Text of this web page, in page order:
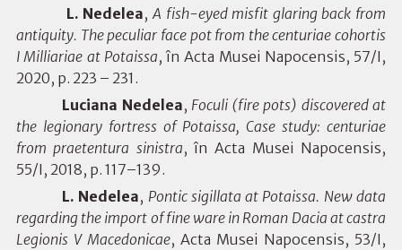
L. Nedelea, A fish-eyed misfit glaring back from
antiquity. The peculiar face pot from the centuriae cohortis
I Milliariae at Potaissa, în Acta Musei Napocensis, 57/I,
2020, p. 223 – 231.
Luciana Nedelea, Foculi (fire pots) discovered at
the legionary fortress of Potaissa, Case study: centuriae
from praetentura sinistra, în Acta Musei Napocensis,
55/I, 2018, p. 117–139.
L. Nedelea, Pontic sigillata at Potaissa. New data
regarding the import of fine ware in Roman Dacia at castra
Legionis V Macedonicae, Acta Musei Napocensis, 53/I,